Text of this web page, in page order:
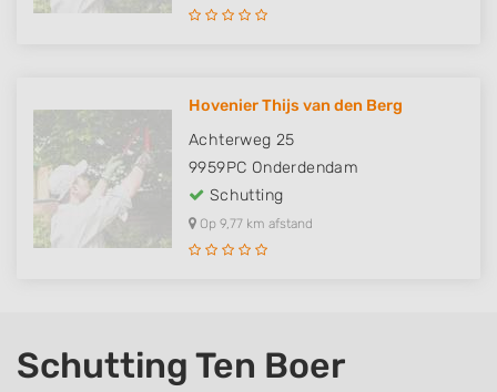
Hovenier Thijs van den Berg
Achterweg 25
9959PC Onderdendam
Schutting
Op 9,77 km afstand
Schutting Ten Boer